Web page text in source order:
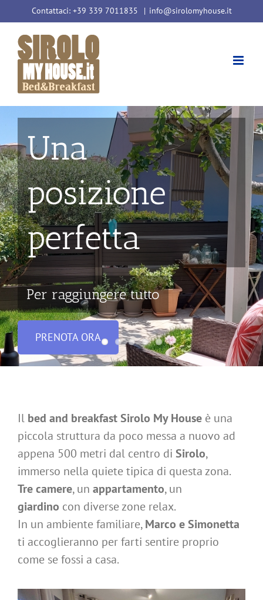
al
contenuto
Contattaci: +39 339 7011835 | info@sirolomyhouse.it
Un angolo
immerso nel
verde
Fresco e riservato
PRENOTA ORA
Il bed and breakfast Sirolo My House è una
piccola struttura da poco messa a nuovo ad
appena 500 metri dal centro di Sirolo,
immerso nella quiete tipica di questa zona.
Tre camere, un appartamento, un
giardino con diverse zone relax.
In un ambiente familiare,Marco e Simonetta
ti accoglieranno per farti sentire proprio
come se fossi a casa.